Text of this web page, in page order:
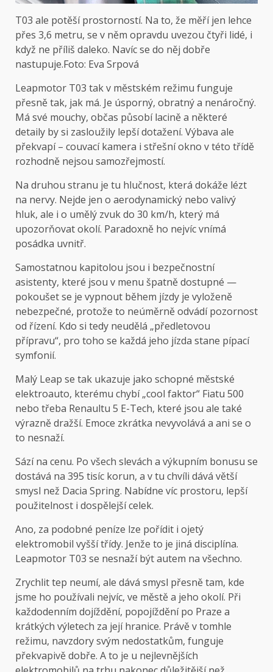
T03 ale potěší prostorností. Na to, že měří jen lehce
přes 3,6 metru, se v něm opravdu uvezou čtyři lidé, i
když ne příliš daleko. Navíc se do něj dobře
nastupuje.Foto: Eva Srpová
Leapmotor T03 tak v městském režimu funguje
přesně tak, jak má. Je úsporný, obratný a nenáročný.
Má své mouchy, občas působí lacině a některé
detaily by si zasloužily lepší dotažení. Výbava ale
překvapí – couvací kamera i střešní okno v této třídě
rozhodně nejsou samozřejmostí.
Na druhou stranu je tu hlučnost, která dokáže lézt
na nervy. Nejde jen o aerodynamický nebo valivý
hluk, ale i o umělý zvuk do 30 km/h, který má
upozorňovat okolí. Paradoxně ho nejvíc vnímá
posádka uvnitř.
Samostatnou kapitolou jsou i bezpečnostní
asistenty, které jsou v menu špatně dostupné —
pokoušet se je vypnout během jízdy je vyloženě
nebezpečné, protože to neúměrně odvádí pozornost
od řízení. Kdo si tedy neudělá „předletovou
přípravu“, pro toho se každá jeho jízda stane pípací
symfonií.
Malý Leap se tak ukazuje jako schopné městské
elektroauto, kterému chybí „cool faktor“ Fiatu 500
nebo třeba Renaultu 5 E-Tech, které jsou ale také
výrazně dražší. Emoce zkrátka nevyvolává a ani se o
to nesnaží.
Sází na cenu. Po všech slevách a výkupním bonusu se
dostává na 395 tisíc korun, a v tu chvíli dává větší
smysl než Dacia Spring. Nabídne víc prostoru, lepší
použitelnost i dospělejší celek.
Ano, za podobné peníze lze pořídit i ojetý
elektromobil vyšší třídy. Jenže to je jiná disciplína.
Leapmotor T03 se nesnaží být autem na všechno.
Zrychlit tep neumí, ale dává smysl přesně tam, kde
jsme ho používali nejvíc, ve městě a jeho okolí. Při
každodenním dojíždění, popojíždění po Praze a
krátkých výletech za její hranice. Právě v tomhle
režimu, navzdory svým nedostatkům, funguje
překvapivě dobře. A to je u nejlevnějších